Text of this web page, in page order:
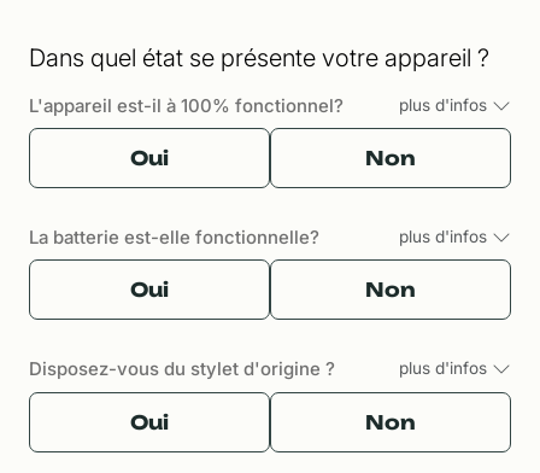
Dans quel état se présente votre appareil ?
L'appareil est-il à 100% fonctionnel? plus d'infos
Oui Non
La batterie est-elle fonctionnelle? plus d'infos
Oui Non
Disposez-vous du stylet d'origine ? plus d'infos
Oui Non